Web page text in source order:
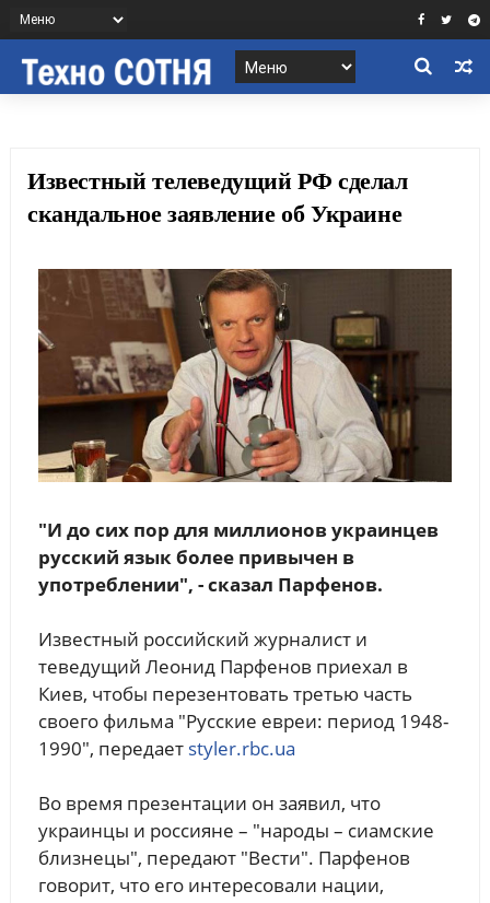
Известный телеведущий РФ сделал
скандальное заявление об Украине
"И до сих пор для миллионов украинцев
русский язык более привычен в
употреблении", - сказал Парфенов.
Известный российский журналист и
теведущий Леонид Парфенов приехал в
Киев, чтобы перезентовать третью часть
своего фильма "Русские евреи: период 1948-
1990", передает styler.rbc.ua
Во время презентации он заявил, что
украинцы и россияне – "народы – сиамские
близнецы", передают "Вести". Парфенов
говорит, что его интересовали нации,